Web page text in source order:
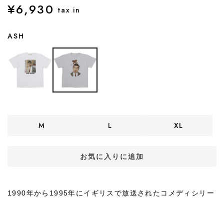
¥6,930 tax in
ASH
M L XL
お気に入りに追加
1990年から1995年にイギリスで放送されたコメディシリー